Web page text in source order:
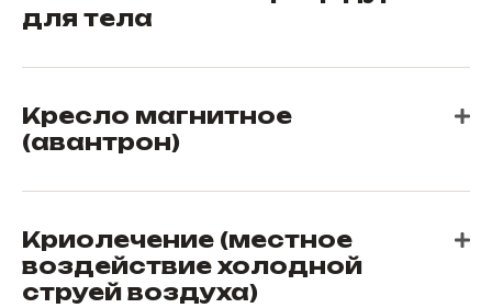
для тела
Кресло магнитное
(авантрон)
Криолечение (местное
воздействие холодной
струей воздуха)